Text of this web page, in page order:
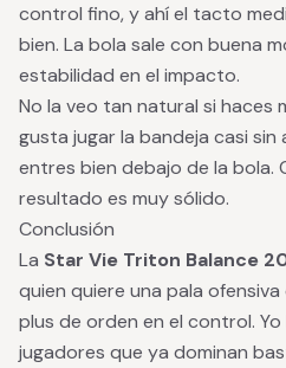
control fino, y ahí el tacto
bien. La bola sale con buena
estabilidad en el impacto.
No la veo tan natural si
gusta jugar la bandeja casi sin
entres bien debajo de la bola.
resultado es muy sólido.
Conclusión
La Star Vie Triton Balance
quien quiere una pala
plus de orden en el control.
jugadores que ya dominan